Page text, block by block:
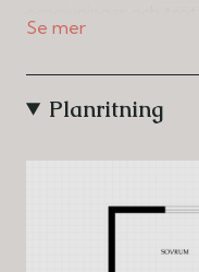
genom de generösa
rymd.
Interiört erbjuder
panoramafönster i
utsikt mot grönskan
gott om plats att
Planritning